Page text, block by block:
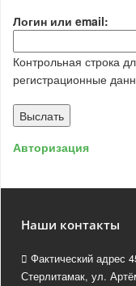
Логин или email:
Контрольная строка
регистрационные
Авторизация
Наши контакты
Фактический адрес
Стерлитамак, ул.